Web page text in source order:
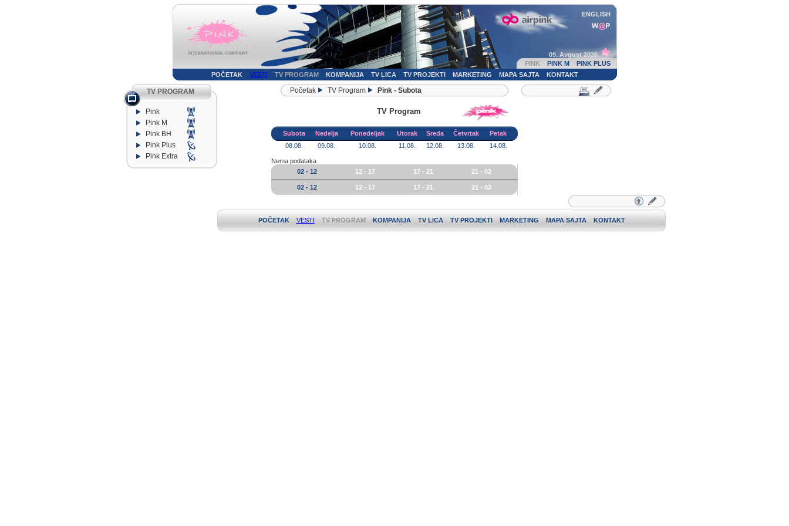
ENGLISH
09. Avgust 2026.
PINK
PINK M
PINK PLUS
POČETAK
VESTI TV PROGRAM KOMPANIJA TV LICA TV PROJEKTI MARKETING MAPA SAJTA KONTAKT
TV PROGRAM
Pink
Pink M
Pink BH
Pink Plus
Pink Extra
Početak TV Program Pink - Subota
TV Program
Subota Nedelja Ponedeljak Utorak Sreda Četvrtak
Petak
08.08.
09.08. 10.08. 11.08. 12.08. 13.08. 14.08.
Nema podataka
02 - 12
12 - 17 17 - 21 21 - 02
02 - 12 12 - 17 17 - 21 21 - 02
POČETAK VESTI TV PROGRAM KOMPANIJA TV LICA TV PROJEKTI MARKETING MAPA SAJTA KONTAKT